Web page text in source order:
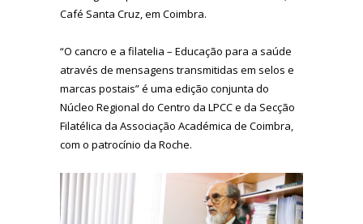
Café Santa Cruz, em Coimbra.
“O cancro e a filatelia – Educação para a saúde
através de mensagens transmitidas em selos e
marcas postais” é uma edição conjunta do
Núcleo Regional do Centro da LPCC e da Secção
Filatélica da Associação Académica de Coimbra,
com o patrocínio da Roche.